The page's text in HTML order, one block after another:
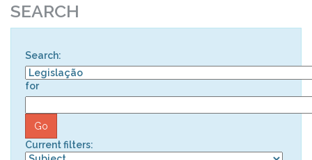
SEARCH
Search:
for
Current filters: